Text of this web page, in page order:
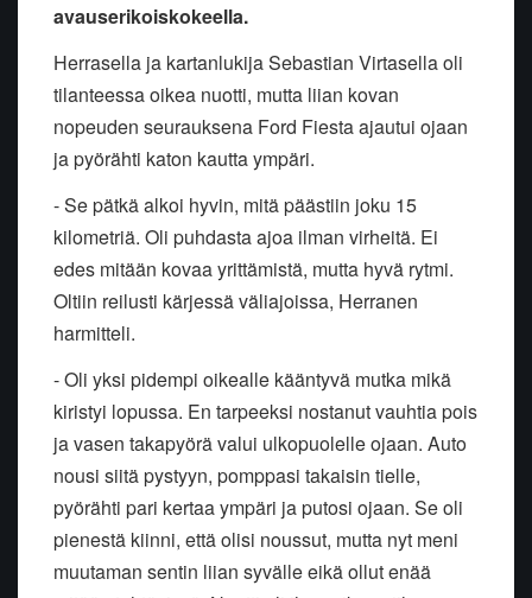
avauserikoiskokeella.
Herrasella ja kartanlukija Sebastian Virtasella oli
tilanteessa oikea nuotti, mutta liian kovan
nopeuden seurauksena Ford Fiesta ajautui ojaan
ja pyörähti katon kautta ympäri.
- Se pätkä alkoi hyvin, mitä päästiin joku 15
kilometriä. Oli puhdasta ajoa ilman virheitä. Ei
edes mitään kovaa yrittämistä, mutta hyvä rytmi.
Oltiin reilusti kärjessä väliajoissa, Herranen
harmitteli.
- Oli yksi pidempi oikealle kääntyvä mutka mikä
kiristyi lopussa. En tarpeeksi nostanut vauhtia pois
ja vasen takapyörä valui ulkopuolelle ojaan. Auto
nousi siitä pystyyn, pomppasi takaisin tielle,
pyörähti pari kertaa ympäri ja putosi ojaan. Se oli
pienestä kiinni, että olisi noussut, mutta nyt meni
muutaman sentin liian syvälle eikä ollut enää